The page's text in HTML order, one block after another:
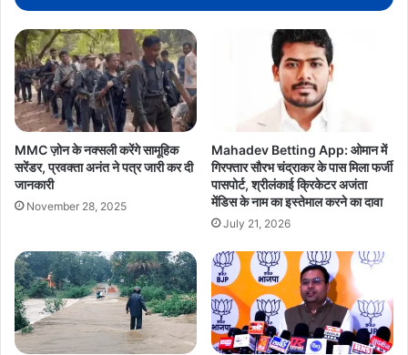
MMC ज़ोन के नक्सली करेंगे सामूहिक
सरेंडर, प्रवक्ता अनंत ने पत्र जारी कर दी
जानकारी
November 28, 2025
Mahadev Betting App: ओमान में
गिरफ्तार सौरभ चंद्राकर के पास मिला फर्जी
पासपोर्ट, श्रीलंकाई क्रिकेटर अजंता
मेंडिस के नाम का इस्तेमाल करने का दावा
July 21, 2026